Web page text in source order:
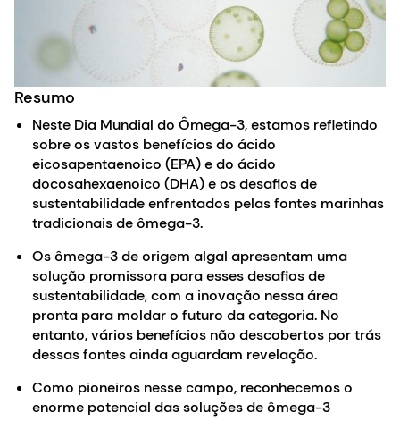
Resumo
Neste Dia Mundial do Ômega-3, estamos refletindo
sobre os vastos benefícios do ácido
eicosapentaenoico (EPA) e do ácido
docosahexaenoico (DHA) e os desafios de
sustentabilidade enfrentados pelas fontes marinhas
tradicionais de ômega-3.
Os ômega-3 de origem algal apresentam uma
solução promissora para esses desafios de
sustentabilidade, com a inovação nessa área
pronta para moldar o futuro da categoria. No
entanto, vários benefícios não descobertos por trás
dessas fontes ainda aguardam revelação.
Como pioneiros nesse campo, reconhecemos o
enorme potencial das soluções de ômega-3